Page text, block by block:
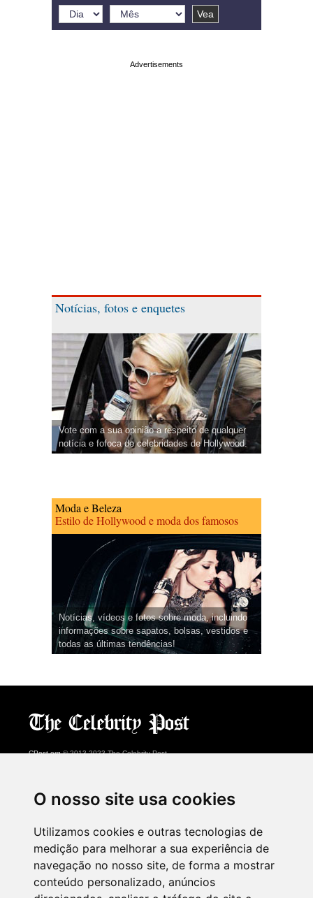
O nosso site usa cookies
Utilizamos cookies e outras tecnologias de
medição para melhorar a sua experiência de
navegação no nosso site, de forma a mostrar
conteúdo personalizado, anúncios
Notícias, fotos e enquetes
Vote com a sua opinião a respeito de qualquer
notícia e fofoca de celebridades de Hollywood.
Moda e Beleza
Estilo de Hollywood e moda dos famosos
Notícias, vídeos e fotos sobre moda, incluindo
informações sobre sapatos, bolsas, vestidos e
todas as últimas tendências!
CPost.org© 2013-2023 The Celebrity Post.
About Us
Advertising
Contact Us